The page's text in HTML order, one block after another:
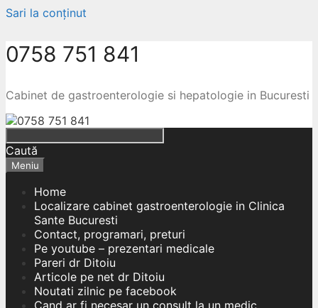
Sari la conținut
0758 751 841
Cabinet de gastroenterologie si hepatologie in Bucuresti
Caută
Meniu
Home
Localizare cabinet gastroenterologie in Clinica
Sante Bucuresti
Contact, programari, preturi
Pe youtube – prezentari medicale
Pareri dr Ditoiu
Articole pe net dr Ditoiu
Noutati zilnic pe facebook
Cand ar fi necesar un consult la un medic